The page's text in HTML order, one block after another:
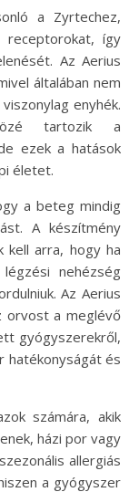
a Zyrtechez,
így
Az Aerius
általában nem
enyhék.
tartozik a
ezek a hatások
életet.
a beteg mindig
A készítmény
kell arra, hogy ha
nehézség
Az Aerius
orvost a meglévő
gyógyszerekről,
hatékonyságát és
számára, akik
házi por vagy
allergiás
a gyógyszer